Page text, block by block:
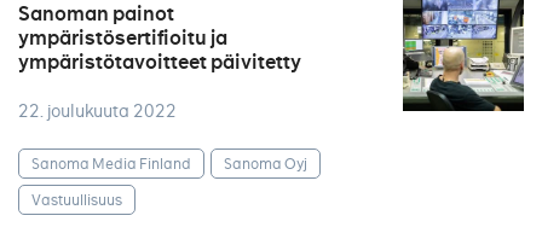
Sanoman painot
ympäristösertifioitu ja
ympäristötavoitteet päivitetty
22. joulukuuta 2022
Sanoma Media Finland
Sanoma Oyj
Vastuullisuus